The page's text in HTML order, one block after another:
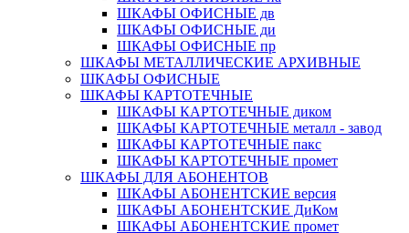
ШКАФЫ ОФИСНЫЕ дв
ШКАФЫ ОФИСНЫЕ ди
ШКАФЫ ОФИСНЫЕ пр
ШКАФЫ МЕТАЛЛИЧЕСКИЕ АРХИВНЫЕ
ШКАФЫ ОФИСНЫЕ
ШКАФЫ КАРТОТЕЧНЫЕ
ШКАФЫ КАРТОТЕЧНЫЕ диком
ШКАФЫ КАРТОТЕЧНЫЕ металл - завод
ШКАФЫ КАРТОТЕЧНЫЕ пакс
ШКАФЫ КАРТОТЕЧНЫЕ промет
ШКАФЫ ДЛЯ АБОНЕНТОВ
ШКАФЫ АБОНЕНТСКИЕ версия
ШКАФЫ АБОНЕНТСКИЕ ДиКом
ШКАФЫ АБОНЕНТСКИЕ промет